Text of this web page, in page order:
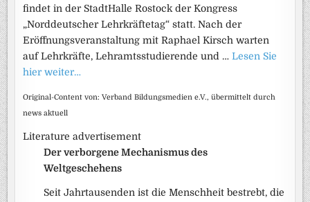
findet in der StadtHalle Rostock der Kongress
„Norddeutscher Lehrkräftetag“ statt. Nach der
Eröffnungsveranstaltung mit Raphael Kirsch warten
auf Lehrkräfte, Lehramtsstudierende und …Lesen Sie
hier weiter…
Original-Content von: Verband Bildungsmedien e.V., übermittelt durch
news aktuell
Literature advertisement
Der verborgene Mechanismus des
Weltgeschehens
Seit Jahrtausenden ist die Menschheit bestrebt, die